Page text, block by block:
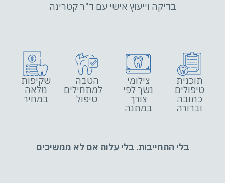
בדיקה וייעוץ אישי עם ד"ר קטרינה
תוכנית
טיפולים
כתובה
וברורה
צילומי
נשך לפי
צורך
במתנה
הטבה
למתחילים
טיפול
שקיפות
מלאה
במחיר
בלי התחייבות. בלי עלות אם לא ממשיכים